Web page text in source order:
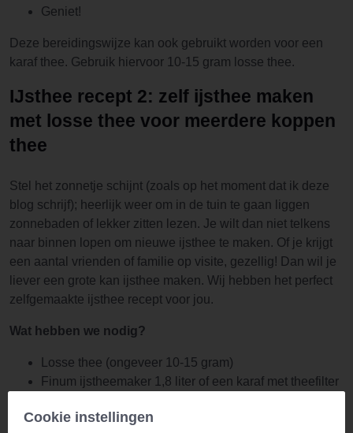
Geniet!
Deze bereidingswijze kan ook gebruikt worden voor een
karaf thee. Gebruik hiervoor 10-15 gram losse thee.
IJsthee recept 2: zelf ijsthee maken
met losse thee voor meerdere koppen
thee
Stel het zonnetje schijnt (zoals op het moment dat ik deze
blog schrijf); heerlijk weer om in de tuin te gaan liggen
zonnebaden of lekker zitten lezen. Je wilt dan niet telkens
naar binnen lopen om nieuwe ijsthee te maken. Of je krijgt
een aantal vrienden of familie op visite, gezellig! Dan wil je
liever een grote kan ijsthee maken. Wij hebben het perfect
zelfgemaakte ijsthee recept voor jou.
Wat hebben we nodig?
Losse thee (ongeveer 10-15 gram)
Finum ijstheemaker 1,8 liter of een karaf met theefilter
Water
Cookie instellingen